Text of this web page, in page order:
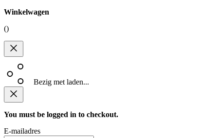
Winkelwagen
()
Bezig met laden...
You must be logged in to checkout.
E-mailadres